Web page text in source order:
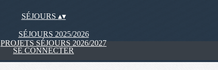
SÉJOURS ▴▾
SÉJOURS 2025/2026
PROJETS SÉJOURS 2026/2027
SE CONNECTER